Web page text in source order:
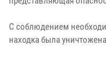
С соблюдением
находка была